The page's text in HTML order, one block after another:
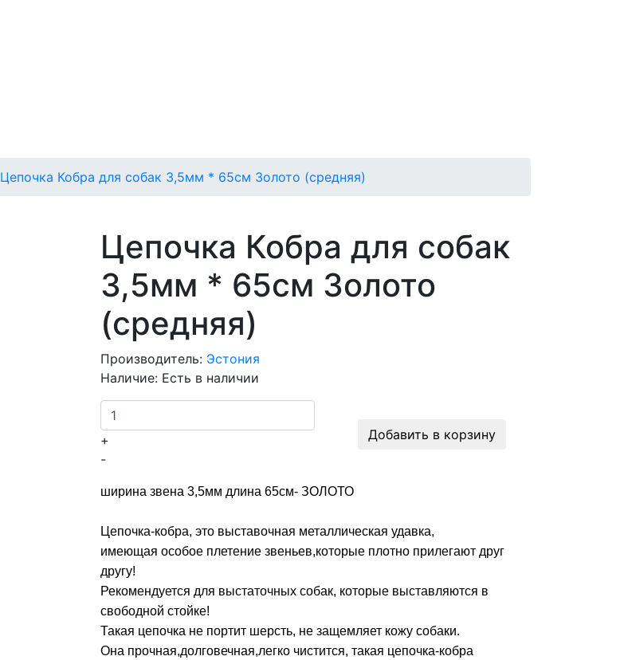
Цепочка Кобра для собак 3,5мм * 65см Золото (средняя)
Цепочка Кобра для собак
3,5мм * 65см Золото
(средняя)
Производитель: Эстония
Наличие: Есть в наличии
+
-
Добавить в корзину
ширина звена 3,5мм длина 65см- ЗОЛОТО
Цепочка-кобра, это выставочная металлическая удавка,
имеющая особое плетение звеньев,которые плотно прилегают друг
другу!
Рекомендуется для выстаточных собак, которые выставляются в
свободной стойке!
Такая цепочка не портит шерсть, не защемляет кожу собаки.
Она прочная,долговечная,легко чистится, такая цепочка-кобра